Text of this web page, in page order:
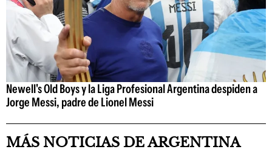
Newell's Old Boys y la Liga Profesional Argentina despiden a
Jorge Messi, padre de Lionel Messi
MÁS NOTICIAS DE ARGENTINA